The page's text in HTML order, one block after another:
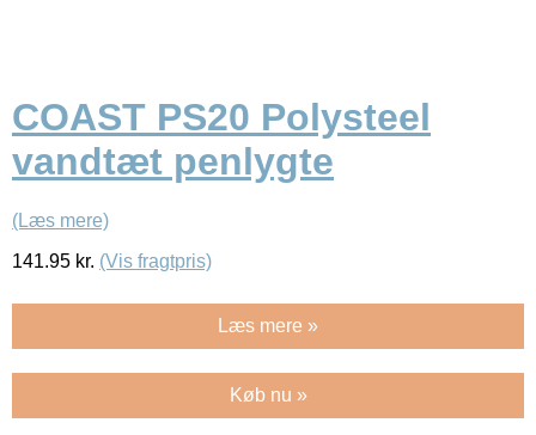
COAST PS20 Polysteel
vandtæt penlygte
(Læs mere)
141.95 kr. (Vis fragtpris)
Læs mere »
Køb nu »